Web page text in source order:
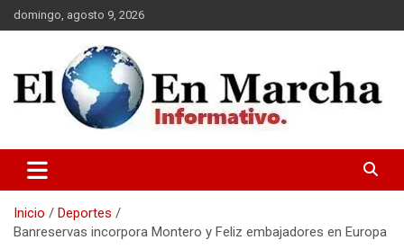
Saltar
al
domingo, agosto 9, 2026
elmundoenmarcha.net
Inicio
Deportes
Banreservas incorpora Montero y Feliz embajadores en Europa